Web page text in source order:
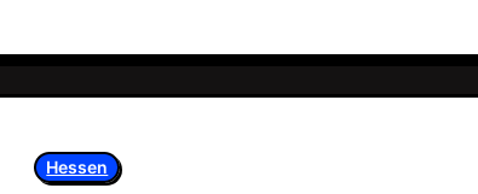
Hessen